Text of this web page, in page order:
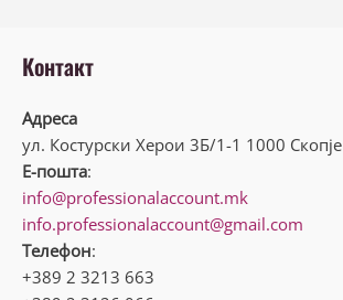
Контакт
Адреса
ул. Костурски Херои 3Б/1-1 1000 Скопје
Е-пошта:
info@professionalaccount.mk
info.professionalaccount@gmail.com
Телефон:
+389 2 3213 663